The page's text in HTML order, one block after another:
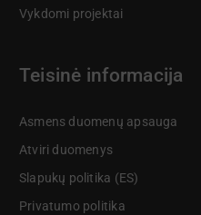
Vykdomi projektai
Teisinė informacija
Asmens duomenų apsauga
Atviri duomenys
Slapukų politika (ES)
Privatumo politika